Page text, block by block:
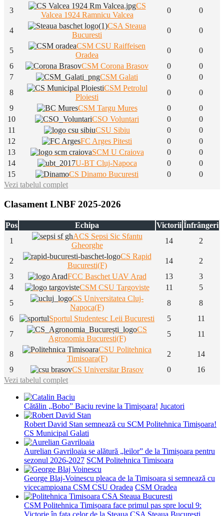
3
CS
Valcea 1924 Ramnicu Valcea
0 0
4
CSA Steaua
Bucuresti
0 0
5
CSM CSU Raiffeisen
Oradea
0
0
6
CSM Corona Brasov 0
0
7
CSM Galati 0
0
8
CSM Petrolul
Ploiesti
0
0
9
CSM Targu Mures 0
0
10
CSO Voluntari 0
0
11
CSU Sibiu 0
0
12
FC Arges Pitesti 0
0
13
SCM U Craiova 0
0
14
U-BT Cluj-Napoca 0
0
15
CS Dinamo Bucuresti 0
0
Vezi tabelul complet
Clasament LNBF 2025-2026
Pos Echipa Victorii Înfrângeri
1
ACS Sepsi Sic Sfantu
Gheorghe
14 2
2
CS Rapid
Bucuresti(F)
14
2
3
FCC Baschet UAV Arad 13
3
4
CSM CSU Targoviste 11
5
5
CS Universitatea Cluj-
Napoca(F)
8
8
6
Sportul Studentesc Leii Bucuresti 5
11
7
CS
Agronomia Bucuresti(F)
5 11
8
CSU Politehnica
Timisoara(F)
2
14
9
CS Universitar Brasov 0
16
Vezi tabelul complet
Cătălin „Bobo” Baciu revine la Timișoara! Jucatori
Robert David Stan semnează cu SCM Politehnica Timișoara!
CS Municipal Galati
Aurelian Gavriloaia se alătură „leilor” de la Timișoara pentru
sezonul 2026-2027 SCM Politehnica Timisoara
George Blaj-Voinescu pleaca de la Timisoara si semnează cu
vicecampioana CSM CSU Oradea CSM Oradea
CSM Politehnica Timișoara face primul pas spre locul 9:
Victorie în fața celor de la Steaua CSA Steaua Bucuresti